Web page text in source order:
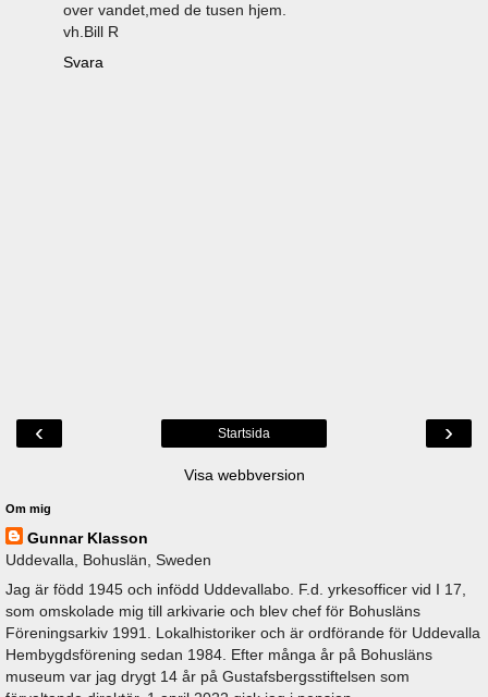
over vandet,med de tusen hjem.
vh.Bill R
Svara
‹ ›
Startsida
Visa webbversion
Om mig
Gunnar Klasson
Uddevalla, Bohuslän, Sweden
Jag är född 1945 och infödd Uddevallabo. F.d. yrkesofficer vid I 17,
som omskolade mig till arkivarie och blev chef för Bohusläns
Föreningsarkiv 1991. Lokalhistoriker och är ordförande för Uddevalla
Hembygdsförening sedan 1984. Efter många år på Bohusläns
museum var jag drygt 14 år på Gustafsbergsstiftelsen som